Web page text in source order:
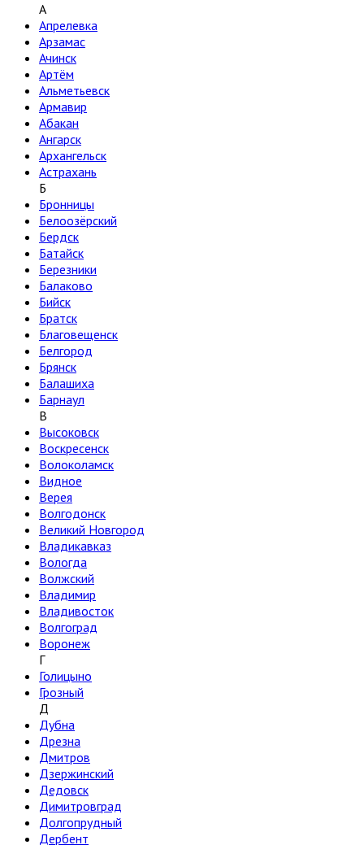
A
Апрелевка
Арзамас
Ачинск
Артём
Альметьевск
Армавир
Абакан
Ангарск
Архангельск
Астрахань
Б
Бронницы
Белоозёрский
Бердск
Батайск
Березники
Балаково
Бийск
Братск
Благовещенск
Белгород
Брянск
Балашиха
Барнаул
В
Высоковск
Воскресенск
Волоколамск
Видное
Верея
Волгодонск
Великий Новгород
Владикавказ
Вологда
Волжский
Владимир
Владивосток
Волгоград
Воронеж
Г
Голицыно
Грозный
Д
Дубна
Дрезна
Дмитров
Дзержинский
Дедовск
Димитровград
Долгопрудный
Дербент